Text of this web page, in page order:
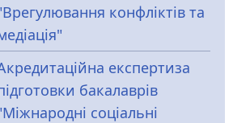
конфліктів та
експертиза
бакалаврів
соціальні